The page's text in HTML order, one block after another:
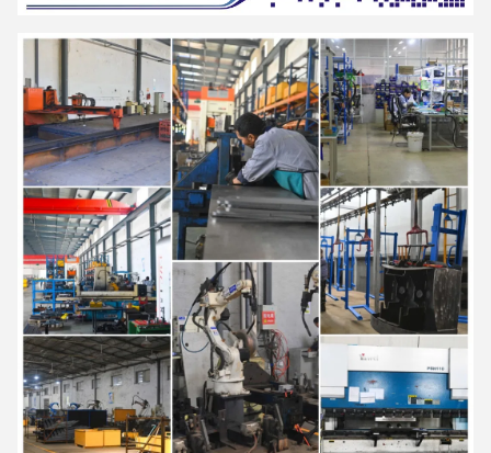
एक श्रृंखला हैंड पैलेट ट्रक, अर्ध इलेक्ट्रिक
स्टैकर और रिच स्टैकर और अन्य सामग्री हैंडलिंग उपकरण . व्यापक रूप से रसद और
भंडारण, खुदरा में प्रयोग किया जाता है
और थोक, चिकित्सा, खाद्य, रासायनिक, इलेक्ट्रॉनिक्स, मशीनरी, ऑटोमोबाइल और
अन्य उद्योग।
एआईडीए ने एक सख्त गुणवत्ता आश्वासन प्रणाली स्थापित की है
औरISO9001,ISO14001,SGS,और CE प्रमाणन पारित किया है
यह 40 से अधिक राष्ट्रीय पेटेंटों के साथ एक राष्ट्रीय उच्च तकनीक उद्यम है जिसे "देश
में छोटे विशाल उद्यम" के रूप में दर्जा दिया गया है।
हुनान प्रांत", "उन्नत विनिर्माण और आधुनिक सेवा के एकीकरण के लिए पायलट उद्यमों
का पहला बैच
हुनान प्रांत में उद्योगों","चांगशा शहर में बुद्धिमान विनिर्माण का प्रदर्शन उद्यम"," हुनान
उद्यम
प्रौद्योगिकी केंद्र".
"ऊर्जा की बचत, पर्यावरण संरक्षण, उच्च दक्षता और बुद्धि" AIDA उत्पादों की डिजाइन
अवधारणा है और यह
इंट्रालॉजिस्टिक्स के लिए एक स्मार्ट डिजिटल विशेषज्ञ बनने के लिए प्रतिबद्ध।